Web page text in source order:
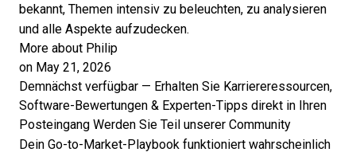
bekannt, Themen intensiv zu beleuchten, zu analysieren
und alle Aspekte aufzudecken.
More about Philip
on May 21, 2026
Demnächst verfügbar — Erhalten Sie Karriereressourcen,
Software-Bewertungen & Experten-Tipps direkt in Ihren
Posteingang Werden Sie Teil unserer Community
Dein Go-to-Market-Playbook funktioniert wahrscheinlich